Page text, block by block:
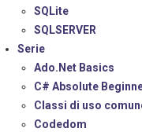
SQLite
SQLSERVER
Serie
Ado.Net Basics
C# Absolute
Classi di uso
Codedom